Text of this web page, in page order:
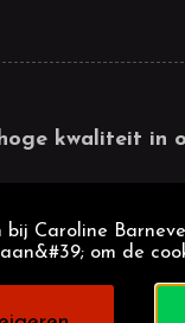
kwaliteit in
Caroline
om de